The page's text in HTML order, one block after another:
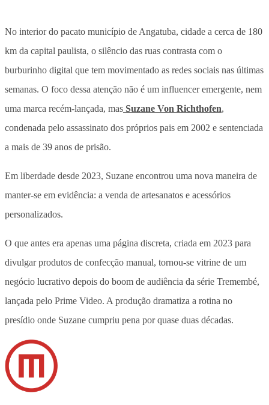
No interior do pacato município de Angatuba, cidade a cerca de 180
km da capital paulista, o silêncio das ruas contrasta com o
burburinho digital que tem movimentado as redes sociais nas últimas
semanas. O foco dessa atenção não é um influencer emergente, nem
uma marca recém-lançada, mas Suzane Von Richthofen,
condenada pelo assassinato dos próprios pais em 2002 e sentenciada
a mais de 39 anos de prisão.
Em liberdade desde 2023, Suzane encontrou uma nova maneira de
manter-se em evidência: a venda de artesanatos e acessórios
personalizados.
O que antes era apenas uma página discreta, criada em 2023 para
divulgar produtos de confecção manual, tornou-se vitrine de um
negócio lucrativo depois do boom de audiência da série Tremembé,
lançada pelo Prime Video. A produção dramatiza a rotina no
presídio onde Suzane cumpriu pena por quase duas décadas.